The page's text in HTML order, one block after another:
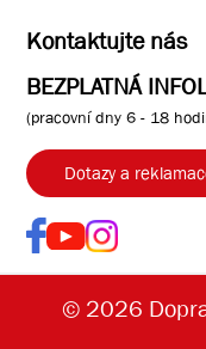
Kontaktujte nás
BEZPLATNÁ
(pracovní dny 6 - 18
Dotazy a
© 2026